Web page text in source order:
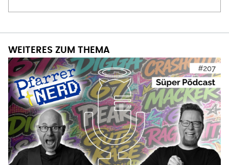
WEITERES ZUM THEMA